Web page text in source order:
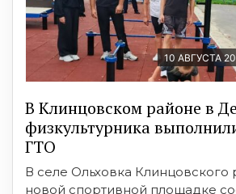
10 АВГУСТА
В Клинцовском районе в
физкультурника
ГТО
В селе Ольховка Клинцовского
новой спортивной площадке